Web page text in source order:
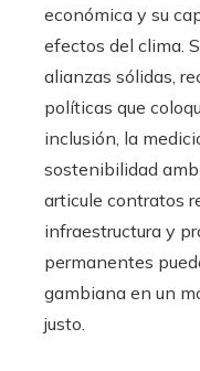
económica y su
efectos del clima.
alianzas sólidas,
políticas que
inclusión, la
sostenibilidad
articule contratos
infraestructura y
permanentes
gambiana en un
justo.